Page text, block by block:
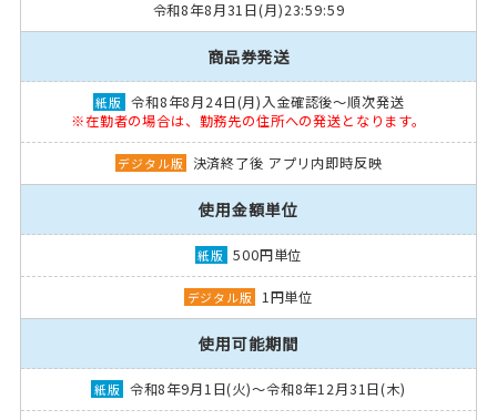
令和8年8月31日(月)23:59:59
商品券発送
令和8年8月24日(月)入金確認後～順次発送
※在勤者の場合は、勤務先の住所への発送となります。
決済終了後 アプリ内即時反映
使用金額単位
500円単位
1円単位
使用可能期間
令和8年9月1日(火)～令和8年12月31日(木)